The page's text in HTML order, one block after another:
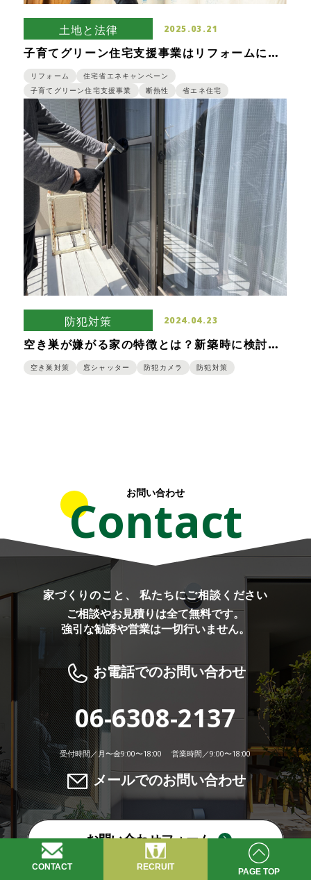
土地と法律 2025.03.21
子育てグリーン住宅支援事業はリフォームにも
使える！2025年のリフォーム補助金を解説
リフォーム
住宅省エネキャンペーン
子育てグリーン住宅支援事業
断熱性 省エネ住宅
防犯対策 2024.04.23
空き巣が嫌がる家の特徴とは？新築時に検討し
たい一軒家の空き巣対策もご紹介します！
空き巣対策 窓シャッター 防犯カメラ 防犯対策
お問い合わせ
Contact
家づくりのこと、 私たちにご相談ください
ご相談やお見積りは全て無料です。
強引な勧誘や営業は一切行いません。
お電話でのお問い合わせ
06-6308-2137
受付時間／月〜金9:00〜18:00 営業時間／9:00〜18:00
メールでのお問い合わせ
お問い合わせフォーム
CONTACT RECRUIT PAGE TOP